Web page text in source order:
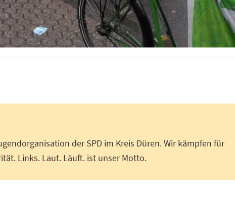
der SPD im Kreis Düren. Wir kämpfen für
Links. Laut. Läuft. ist unser Motto.